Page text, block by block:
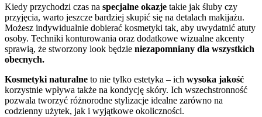
Kiedy przychodzi czas na specjalne okazje takie jak śluby czy
przyjęcia, warto jeszcze bardziej skupić się na detalach makijażu.
Możesz indywidualnie dobierać kosmetyki tak, aby uwydatnić atuty
osoby. Techniki konturowania oraz dodatkowe wizualne akcenty
sprawią, że stworzony look będzie niezapomniany dla wszystkich
obecnych.
Kosmetyki naturalne to nie tylko estetyka – ich wysoka jakość
korzystnie wpływa także na kondycję skóry. Ich wszechstronność
pozwala tworzyć różnorodne stylizacje idealne zarówno na
codzienny użytek, jak i wyjątkowe okoliczności.